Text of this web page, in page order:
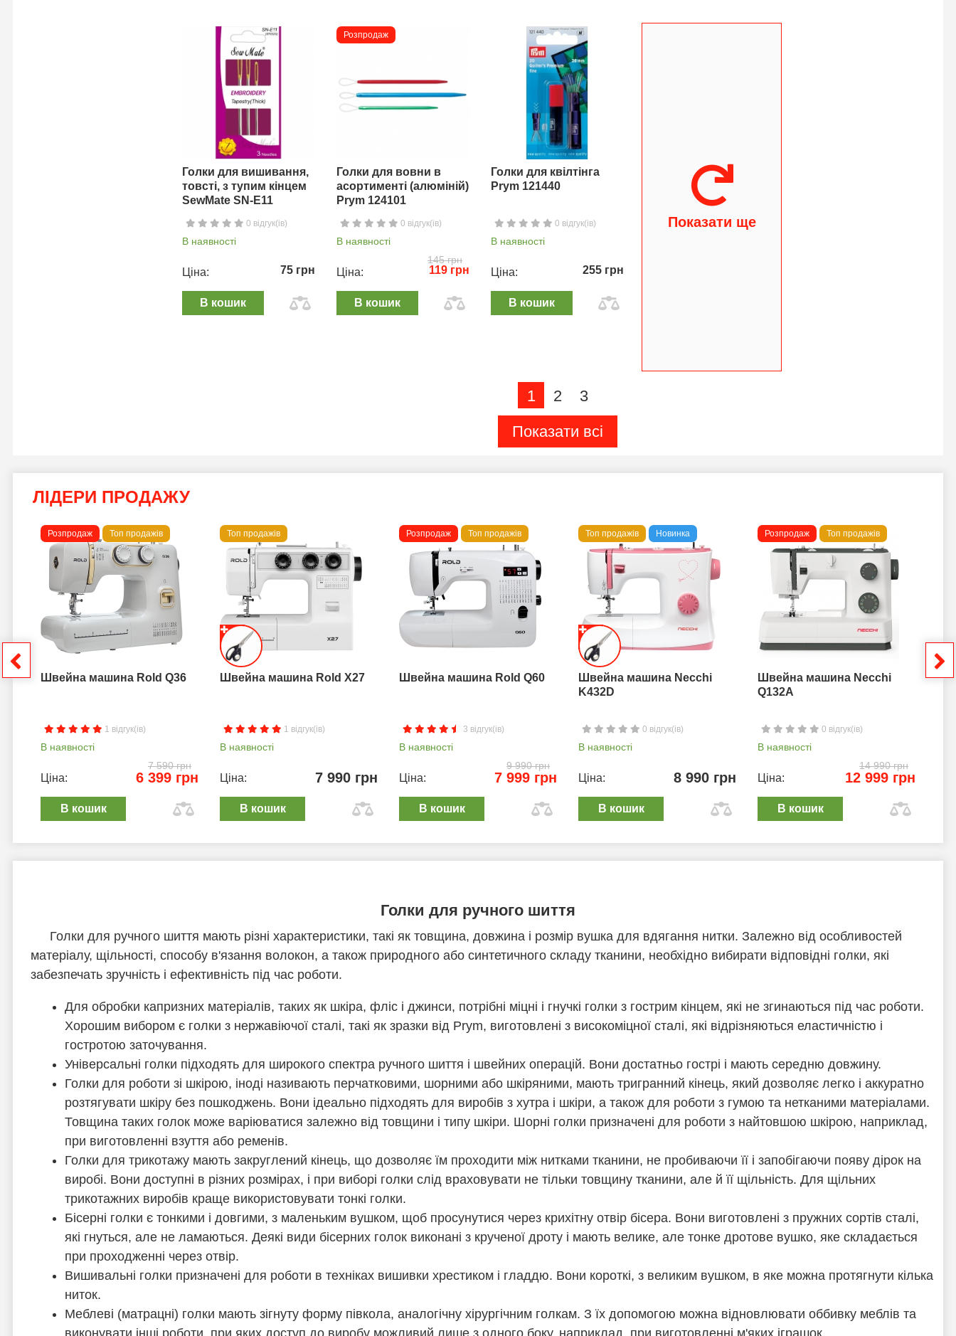
Голки для вишивання,
товсті, з тупим кінцем
SewMate SN-E11
0 відгук(ів)
В наявності
Ціна: 75 грн
В кошик
Розпродаж
Голки для вовни в
асортименті (алюміній)
Prym 124101
0 відгук(ів)
В наявності
145 грн
Ціна: 119 грн
В кошик
Голки для квілтінга
Prym 121440
0 відгук(ів)
В наявності
Ціна: 255 грн
В кошик
Показати ще
1 2
3
Показати всі
ЛІДЕРИ ПРОДАЖУ
Розпродаж Топ продажів
Швейна машина Rold Q36
1 відгук(ів)
В наявності
7 590 грн
Ціна: 6 399 грн
В кошик
Топ продажів
Швейна машина Rold X27
1 відгук(ів)
В наявності
Ціна: 7 990 грн
В кошик
Розпродаж Топ продажів
Швейна машина Rold Q60
3 відгук(ів)
В наявності
9 990 грн
Ціна: 7 999 грн
В кошик
Топ продажів Новинка
Швейна машина Necchi
K432D
0 відгук(ів)
В наявності
Ціна: 8 990 грн
В кошик
Розпродаж Топ продажів
Швейна машина Necchi
Q132A
0 відгук(ів)
В наявності
14 990 грн
Ціна: 12 999 грн
В кошик
Голки для ручного шиття
Голки для ручного шиття мають різні характеристики, такі як товщина, довжина і розмір вушка для вдягання нитки. Залежно від особливостей
матеріалу, щільності, способу в'язання волокон, а також природного або синтетичного складу тканини, необхідно вибирати відповідні голки, які
забезпечать зручність і ефективність під час роботи.
Для обробки капризних матеріалів, таких як шкіра, фліс і джинси, потрібні міцні і гнучкі голки з гострим кінцем, які не згинаються під час роботи.
Хорошим вибором є голки з нержавіючої сталі, такі як зразки від Prym, виготовлені з високоміцної сталі, які відрізняються еластичністю і
гостротою заточування.
Універсальні голки підходять для широкого спектра ручного шиття і швейних операцій. Вони достатньо гострі і мають середню довжину.
Голки для роботи зі шкірою, іноді називають перчатковими, шорними або шкіряними, мають тригранний кінець, який дозволяє легко і аккуратно
розтягувати шкіру без пошкоджень. Вони ідеально підходять для виробів з хутра і шкіри, а також для роботи з гумою та нетканими матеріалами.
Товщина таких голок може варіюватися залежно від товщини і типу шкіри. Шорні голки призначені для роботи з найтовшою шкірою, наприклад,
при виготовленні взуття або ременів.
Голки для трикотажу мають закруглений кінець, що дозволяє їм проходити між нитками тканини, не пробиваючи її і запобігаючи появу дірок на
виробі. Вони доступні в різних розмірах, і при виборі голки слід враховувати не тільки товщину тканини, але й її щільність. Для щільних
трикотажних виробів краще використовувати тонкі голки.
Бісерні голки є тонкими і довгими, з маленьким вушком, щоб просунутися через крихітну отвір бісера. Вони виготовлені з пружних сортів сталі,
які гнуться, але не ламаються. Деякі види бісерних голок виконані з крученої дроту і мають велике, але тонке дротове вушко, яке складається
при проходженні через отвір.
Вишивальні голки призначені для роботи в техніках вишивки хрестиком і гладдю. Вони короткі, з великим вушком, в яке можна протягнути кілька
ниток.
Меблеві (матрацні) голки мають зігнуту форму півкола, аналогічну хірургічним голкам. З їх допомогою можна відновлювати оббивку меблів та
виконувати інші роботи, при яких доступ до виробу можливий лише з одного боку, наприклад, при виготовленні м'яких іграшок.